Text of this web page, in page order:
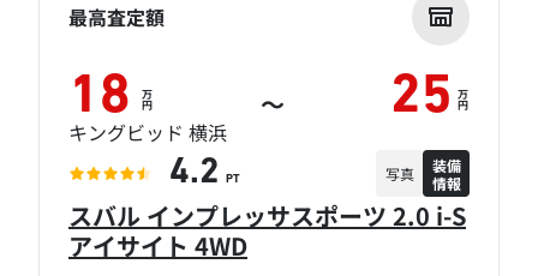
スバル インプレッサスポーツ 2.0 i-S
アイサイト 4WD
最高査定額
18 万
円 ～ 25 万
円
キングビッド 横浜
4.2 PT 写真
装備
情報